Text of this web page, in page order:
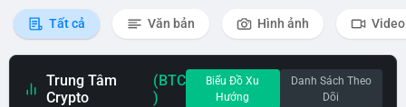
Tất cả Văn bản Hình ảnh Video
Trung Tâm
Crypto
(BTC
)
Biểu Đồ Xu
Hướng
Danh Sách Theo
Dõi